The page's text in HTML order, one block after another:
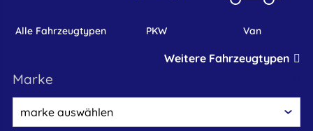
alle Fahrzeugtypen PKW Van
Weitere Fahrzeugtypen
marke